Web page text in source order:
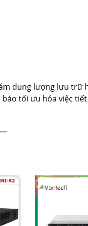
dung lượng lưu trữ
tối ưu hóa việc